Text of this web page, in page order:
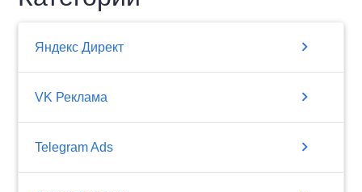
Яндекс Директ chevron_right
VK Реклама chevron_right
Telegram Ads chevron_right